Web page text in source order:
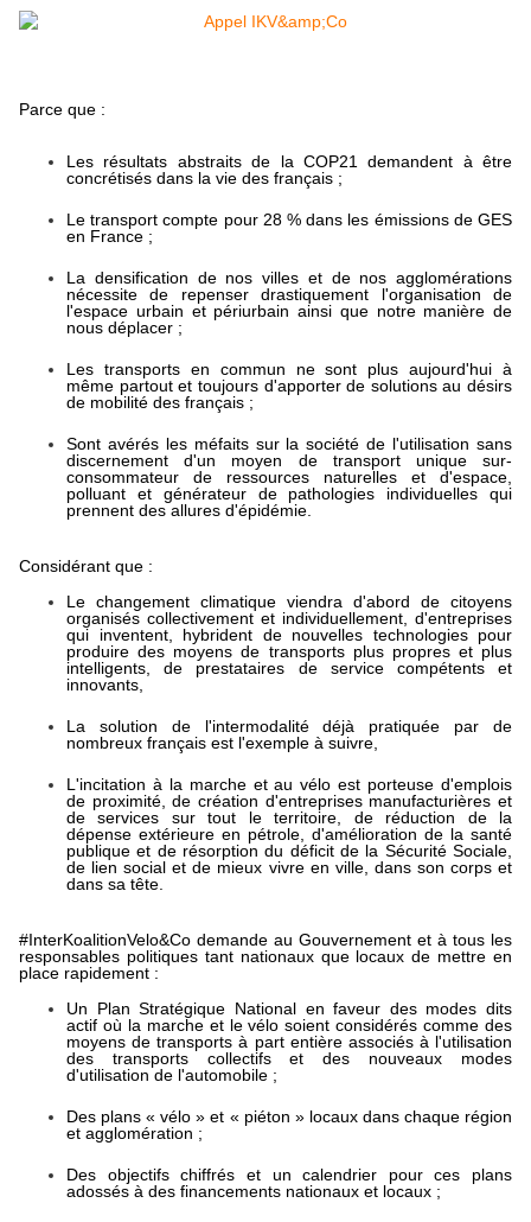
Parce que :
Les résultats ­abstraits de la COP21 demandent à être
concrétisés dans la vie ­des français ; ­
Le transport ­compte pour 28 % dans les émissions de GES
en France ; ­
La ­densification de nos villes et de nos agglomérations
nécessite de ­repenser drastiquement l'organisation de
l'espace urbain et ­périurbain ainsi que notre manière de
nous déplacer ;
Les ­transports en commun ne sont plus aujourd'hui à
même partout et ­toujours d'apporter de solutions au désirs
de mobilité des ­français ;
Sont avérés ­les méfaits sur la société de l'utilisation sans
discernement ­d'un moyen de transport unique sur-
consommateur de ressources ­naturelles et d'espace,
polluant et générateur de pathologies ­individuelles qui
prennent des allures d'épidémie.
Considérant que :
Le ­changement climatique viendra d'abord de citoyens
organisés ­collectivement et individuellement, d'entreprises
qui inventent, ­hybrident de nouvelles technologies pour
produire des moyens de ­transports plus propres et plus
intelligents, de prestataires de ­service compétents et
innovants,
La solution ­de l'intermodalité déjà pratiquée par de
nombreux français est ­l'exemple à suivre,
L'incitation ­à la marche et au vélo est porteuse d'emplois
de proximité, de ­création d'entreprises manufacturières et
de services sur tout le ­territoire, de réduction de la
dépense extérieure en pétrole, ­d'amélioration de la santé
publique et de résorption du déficit ­de la Sécurité Sociale,
de lien social et de mieux vivre en ville, ­dans son corps et
dans sa tête.
#InterKoalitionVelo&Co demande au Gouvernement et à tous les
responsables politiques tant nationaux que locaux de mettre en
place rapidement :
Un Plan ­Stratégique National en faveur des modes dits
actif où la marche ­et le vélo soient considérés comme des
moyens de transports à ­part entière associés à l'utilisation
des transports collectifs ­et des nouveaux modes
d'utilisation de l'automobile ;
Des plans ­« vélo » et « piéton » locaux dans chaque ­région
et agglomération ;
Des objectifs ­chiffrés et un calendrier pour ces plans
adossés à des ­financements nationaux et locaux ;